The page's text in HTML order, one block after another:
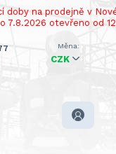
doby na prodejně v
7.8.2026 otevřeno od
CZK